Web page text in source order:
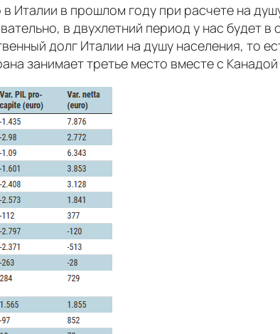
Италии в прошлом году при расчете на
в двухлетний период у нас будет
долг Италии на душу населения, то
занимает третье место вместе с